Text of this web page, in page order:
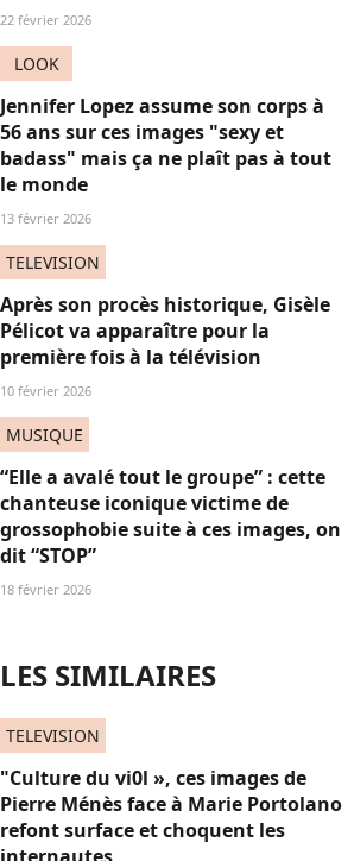
22 février 2026
LOOK
Jennifer Lopez assume son corps à
56 ans sur ces images "sexy et
badass" mais ça ne plaît pas à tout
le monde
13 février 2026
TELEVISION
Après son procès historique, Gisèle
Pélicot va apparaître pour la
première fois à la télévision
10 février 2026
MUSIQUE
“Elle a avalé tout le groupe” : cette
chanteuse iconique victime de
grossophobie suite à ces images, on
dit “STOP”
18 février 2026
SIMILAIRES
TELEVISION
"Culture du vi0l », ces images de
Pierre Ménès face à Marie Portolano
refont surface et choquent les